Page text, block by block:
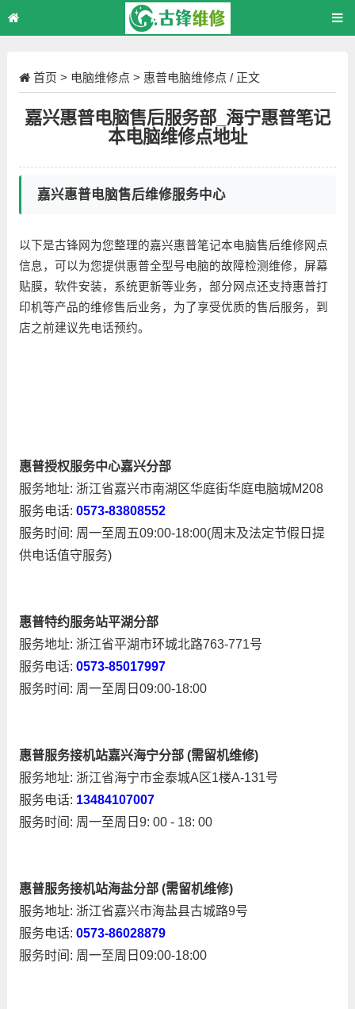
首页 > 电脑维修点 > 惠普电脑维修点 / 正文
嘉兴惠普电脑售后服务部_海宁惠普笔记
本电脑维修点地址
嘉兴惠普电脑售后维修服务中心
以下是古锋网为您整理的嘉兴惠普笔记本电脑售后维修网点
信息，可以为您提供惠普全型号电脑的故障检测维修，屏幕
贴膜，软件安装，系统更新等业务，部分网点还支持惠普打
印机等产品的维修售后业务，为了享受优质的售后服务，到
店之前建议先电话预约。
惠普授权服务中心嘉兴分部
服务地址: 浙江省嘉兴市南湖区华庭街华庭电脑城M208
服务电话: 0573-83808552
服务时间: 周一至周五09:00-18:00(周末及法定节假日提
供电话值守服务)
惠普特约服务站平湖分部
服务地址: 浙江省平湖市环城北路763-771号
服务电话: 0573-85017997
服务时间: 周一至周日09:00-18:00
惠普服务接机站嘉兴海宁分部 (需留机维修)
服务地址: 浙江省海宁市金泰城A区1楼A-131号
服务电话: 13484107007
服务时间: 周一至周日9: 00 - 18: 00
惠普服务接机站海盐分部 (需留机维修)
服务地址: 浙江省嘉兴市海盐县古城路9号
服务电话: 0573-86028879
服务时间: 周一至周日09:00-18:00